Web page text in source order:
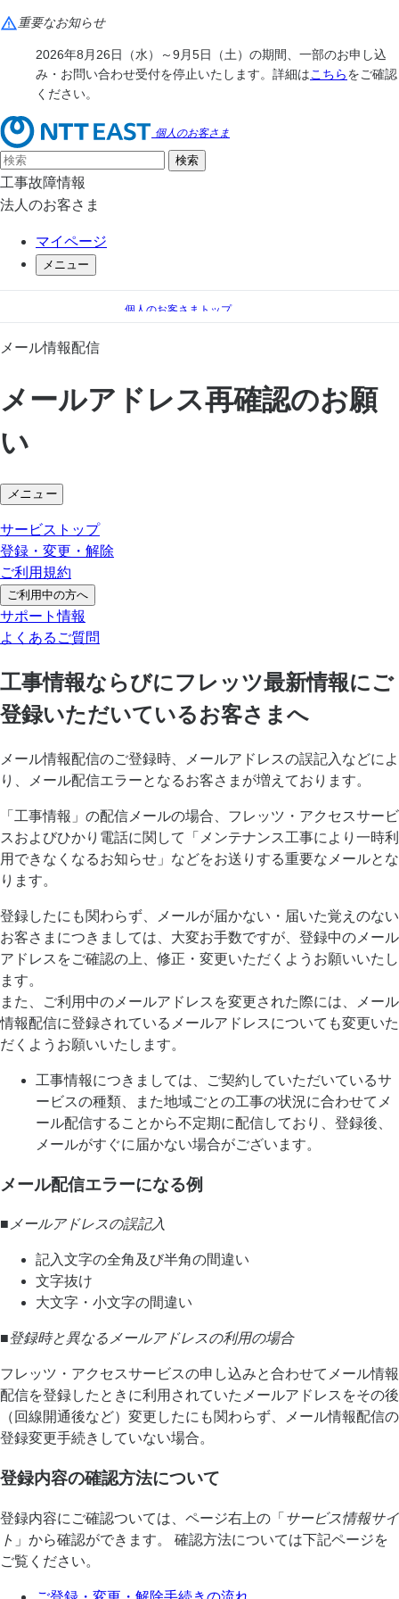
重要なお知らせ
2026年8月26日（水）～9月5日（土）の期間、一部のお申し込
み・お問い合わせ受付を停止いたします。詳細はこちらをご確認
ください。
個人のお客さま
工事故障情報
法人のお客さま
マイページ
メニュー
個人のお客さまトップ
フレッツ光
メール情報配信
メールアドレス再確認のお願
い
メニュー
サービストップ
登録・変更・解除
ご利用規約
ご利用中の方へ
サポート情報
よくあるご質問
工事情報ならびにフレッツ最新情報にご
登録いただいているお客さまへ
メール情報配信のご登録時、メールアドレスの誤記入などによ
り、メール配信エラーとなるお客さまが増えております。
「工事情報」の配信メールの場合、フレッツ・アクセスサービ
スおよびひかり電話に関して「メンテナンス工事により一時利
用できなくなるお知らせ」などをお送りする重要なメールとな
ります。
登録したにも関わらず、メールが届かない・届いた覚えのない
お客さまにつきましては、大変お手数ですが、登録中のメール
アドレスをご確認の上、修正・変更いただくようお願いいたし
ます。
また、ご利用中のメールアドレスを変更された際には、メール
情報配信に登録されているメールアドレスについても変更いた
だくようお願いいたします。
工事情報につきましては、ご契約していただいているサ
ービスの種類、また地域ごとの工事の状況に合わせてメ
ール配信することから不定期に配信しており、登録後、
メールがすぐに届かない場合がございます。
メール配信エラーになる例
■メールアドレスの誤記入
記入文字の全角及び半角の間違い
文字抜け
大文字・小文字の間違い
■登録時と異なるメールアドレスの利用の場合
フレッツ・アクセスサービスの申し込みと合わせてメール情報
配信を登録したときに利用されていたメールアドレスをその後
（回線開通後など）変更したにも関わらず、メール情報配信の
登録変更手続きしていない場合。
登録内容の確認方法について
登録内容にご確認ついては、ページ右上の「 サービス情報サイ
ト 」から確認ができます。 確認方法については下記ページを
ご覧ください。